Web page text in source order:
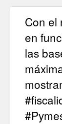
Con el
en
las